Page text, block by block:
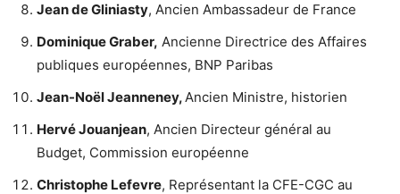
Jean de Gliniasty, Ancien Ambassadeur de France
Dominique Graber, Ancienne Directrice des Affaires
publiques européennes, BNP Paribas
Jean-Noël Jeanneney,Ancien Ministre, historien
Hervé Jouanjean, Ancien Directeur général au
Budget, Commission européenne
Christophe Lefevre, Représentant la CFE-CGC au